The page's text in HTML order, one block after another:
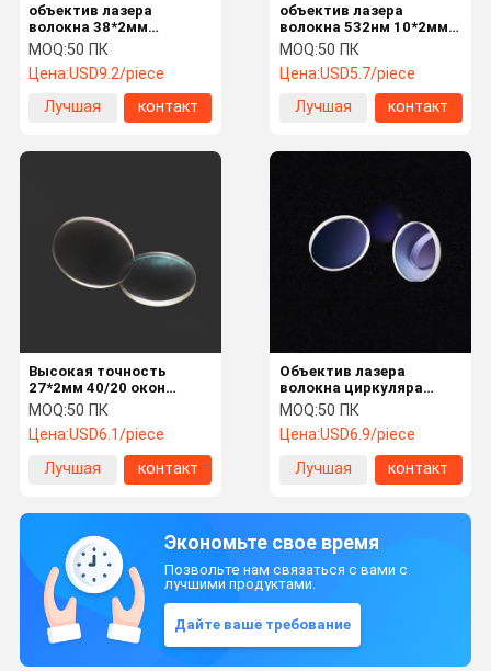
объектив лазера
волокна 38*2мм
защитный
MOQ:50 ПК
Цена:USD9.2/piece
Лучшая
контакт
объектив лазера
волокна 532нм 10*2мм
двойной, который
встали на сторону
покрытый АР защитный
MOQ:50 ПК
Цена:USD5.7/piece
Лучшая
контакт
Высокая точность
27*2мм 40/20 окон
лазера БК7 защитных
MOQ:50 ПК
Цена:USD6.1/piece
Лучшая
контакт
Объектив лазера
волокна циркуляра
сварочного аппарата
37*2мм лазера
защитный
MOQ:50 ПК
Цена:USD6.9/piece
Лучшая
контакт
Экономьте свое время
Позвольте нам связаться с вами с
лучшими продуктами.
Дайте ваше требование